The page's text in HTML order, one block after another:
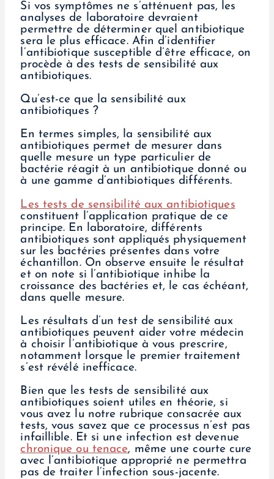
Si vos symptômes ne s’atténuent pas, les
analyses de laboratoire devraient
permettre de déterminer quel antibiotique
sera le plus efficace. Afin d’identifier
l’antibiotique susceptible d’être efficace, on
procède à des tests de sensibilité aux
antibiotiques.
Qu’est-ce que la sensibilité aux
antibiotiques ?
En termes simples, la sensibilité aux
antibiotiques permet de mesurer dans
quelle mesure un type particulier de
bactérie réagit à un antibiotique donné ou
à une gamme d’antibiotiques différents.
Les tests de sensibilité aux antibiotiques
constituent l’application pratique de ce
principe. En laboratoire, différents
antibiotiques sont appliqués physiquement
sur les bactéries présentes dans votre
échantillon. On observe ensuite le résultat
et on note si l’antibiotique inhibe la
croissance des bactéries et, le cas échéant,
dans quelle mesure.
Les résultats d’un test de sensibilité aux
antibiotiques peuvent aider votre médecin
à choisir l’antibiotique à vous prescrire,
notamment lorsque le premier traitement
s’est révélé inefficace.
Bien que les tests de sensibilité aux
antibiotiques soient utiles en théorie, si
vous avez lu notre rubrique consacrée aux
tests, vous savez que ce processus n’est pas
infaillible. Et si une infection est devenue
chronique ou tenace, même une courte cure
avec l’antibiotique approprié ne permettra
pas de traiter l’infection sous-jacente.